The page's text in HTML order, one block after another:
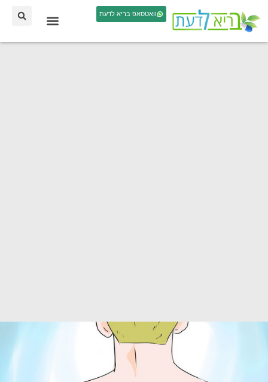
וואטסאפ בריא לדעת